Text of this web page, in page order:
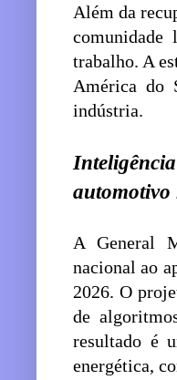
Além da
trabalho. A
América do
indústria.
A General
nacional ao
2026. O
de
resultado é
energética,